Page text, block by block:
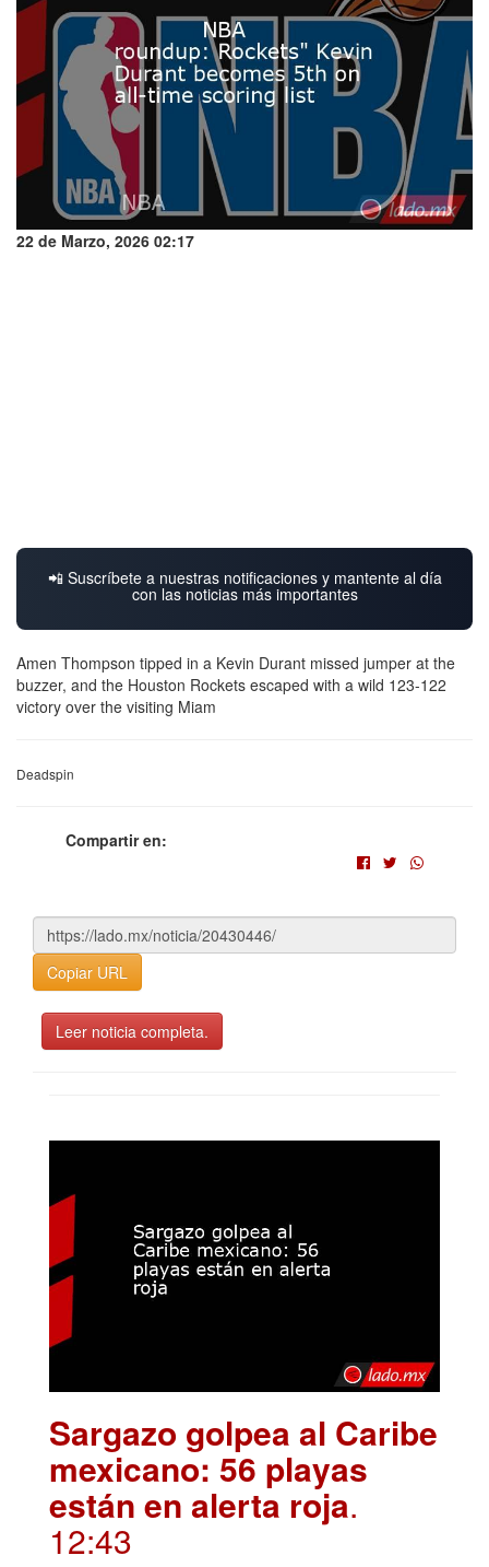
22 de Marzo, 2026 02:17
📲 Suscríbete a nuestras notificaciones y mantente al día
con las noticias más importantes
Amen Thompson tipped in a Kevin Durant missed jumper at the
buzzer, and the Houston Rockets escaped with a wild 123-122
victory over the visiting Miam
Deadspin
Compartir en:
Copiar URL
Leer noticia completa.
Sargazo golpea al Caribe
mexicano: 56 playas
están en alerta roja.
12:43